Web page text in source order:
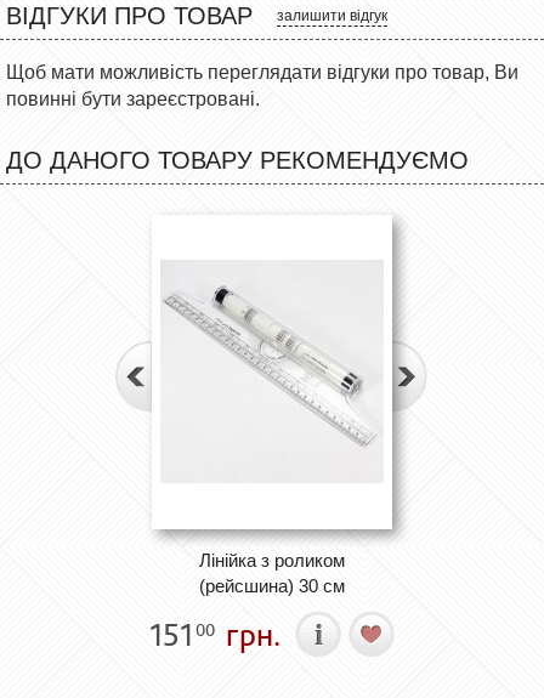
ВІДГУКИ ПРО ТОВАР залишити відгук
Щоб мати можливість переглядати відгуки про товар, Ви
повинні бути зареєстровані.
ДО ДАНОГО ТОВАРУ РЕКОМЕНДУЄМО
Лінійка з роликом
(рейсшина) 30 см
151 00 грн.